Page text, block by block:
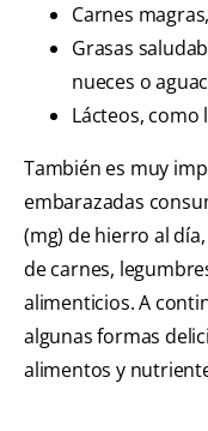
Carnes
Grasas
nueces o
Lácteos, como
También es muy
embarazadas
(mg) de hierro al
de carnes,
alimenticios. A
algunas formas
alimentos y